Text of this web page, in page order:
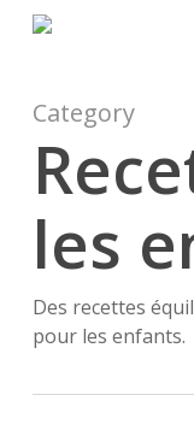
contentCategory
les
Des recettes
pour les enfants.